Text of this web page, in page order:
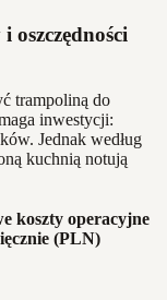
trampoliną do
inwestycji:
Jednak według
kuchnią notują
koszty operacyjne
(PLN)